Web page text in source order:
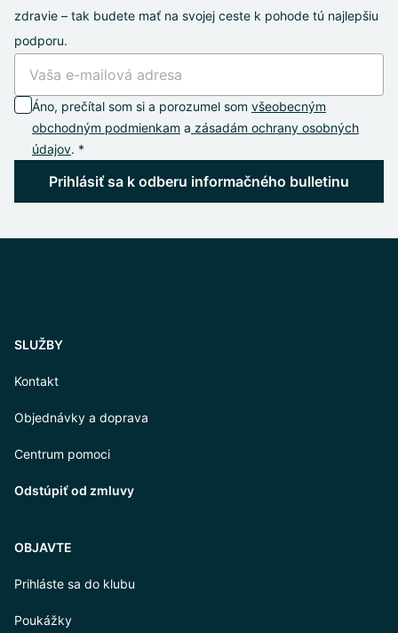
zdravie – tak budete mať na svojej ceste k pohode tú najlepšiu
podporu.
Áno, prečítal som si a porozumel som všeobecným
obchodným podmienkam a zásadám ochrany osobných
údajov. *
Prihlásiť sa k odberu informačného bulletinu
SLUŽBY
Kontakt
Objednávky a doprava
Centrum pomoci
Odstúpiť od zmluvy
OBJAVTE
Prihláste sa do klubu
Poukážky